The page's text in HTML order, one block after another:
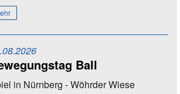
Ball
in Nürnberg - Wöhrder Wiese